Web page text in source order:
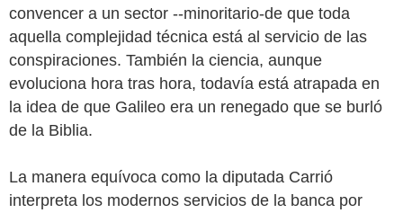
convencer a un sector --minoritario-de que toda
aquella complejidad técnica está al servicio de las
conspiraciones. También la ciencia, aunque
evoluciona hora tras hora, todavía está atrapada en
la idea de que Galileo era un renegado que se burló
de la Biblia.
La manera equívoca como la diputada Carrió
interpreta los modernos servicios de la banca por